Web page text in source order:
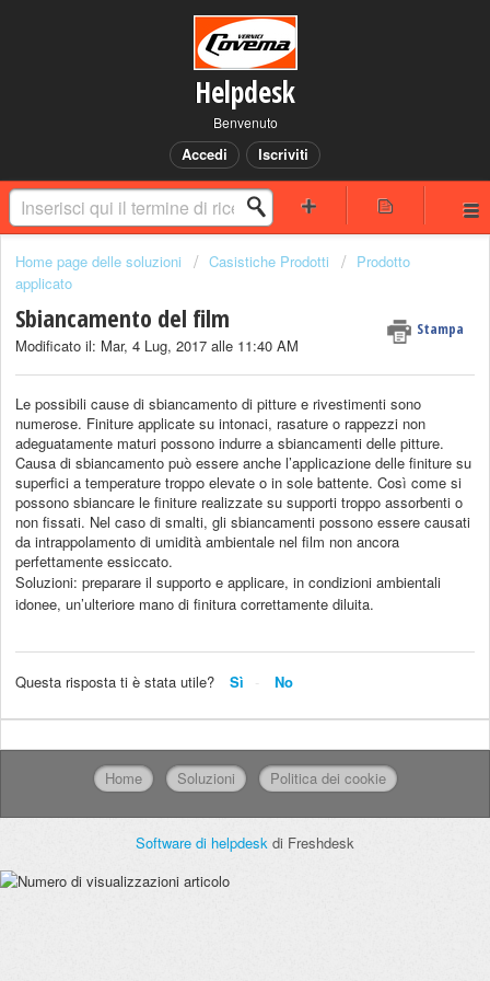
Helpdesk
Benvenuto
Accedi Iscriviti
Home page delle soluzioni Casistiche Prodotti
Prodotto
applicato
Sbiancamento del film Stampa
Modificato il: Mar, 4 Lug, 2017 alle 11:40 AM
Le possibili cause di sbiancamento di pitture e rivestimenti sono
numerose. Finiture applicate su intonaci, rasature o rappezzi non
adeguatamente maturi possono indurre a sbiancamenti delle pitture.
Causa di sbiancamento può essere anche l’applicazione delle finiture su
superfici a temperature troppo elevate o in sole battente. Così come si
possono sbiancare le finiture realizzate su supporti troppo assorbenti o
non fissati. Nel caso di smalti, gli sbiancamenti possono essere causati
da intrappolamento di umidità ambientale nel film non ancora
perfettamente essiccato.
Soluzioni: preparare il supporto e applicare, in condizioni ambientali
idonee, un’ulteriore mano di finitura correttamente diluita.
Questa risposta ti è stata utile? Sì No
Home Soluzioni Politica dei cookie
Software di helpdesk di Freshdesk